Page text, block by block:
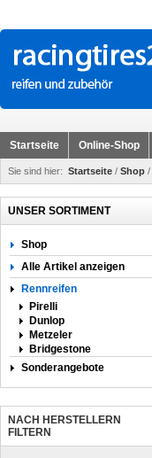
Startseite Online-Shop
Sie sind hier: Startseite / Shop /
UNSER SORTIMENT
Shop
Alle Artikel anzeigen
Rennreifen
Pirelli
Dunlop
Metzeler
Bridgestone
Sonderangebote
NACH HERSTELLERN
FILTERN